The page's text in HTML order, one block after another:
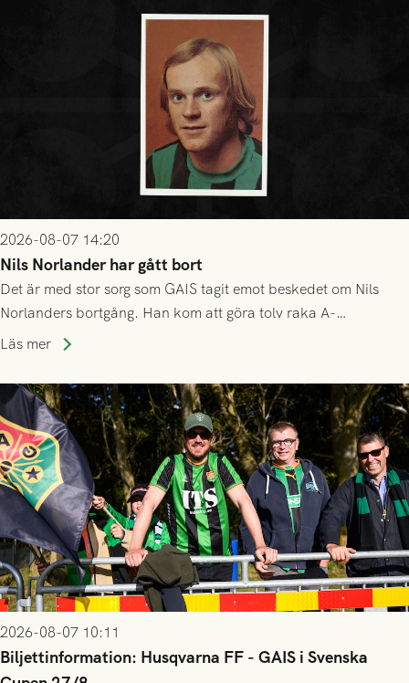
2026-08-07 14:20
Nils Norlander har gått bort
Det är med stor sorg som GAIS tagit emot beskedet om Nils
Norlanders bortgång. Han kom att göra tolv raka A-
lagssäsonger i Grönsvart och är en av få spelare som i GAIS
Läs mer
2026-08-07 10:11
Biljettinformation: Husqvarna FF - GAIS i Svenska